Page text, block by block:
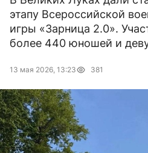
этапу Всероссийской
игры «Зарница 2.0».
более 440 юношей и
13 мая 2026, 13:23 381